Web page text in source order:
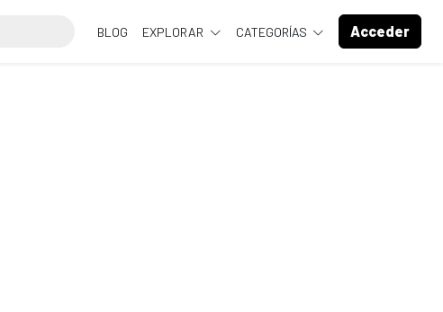
BLOG EXPLORAR CATEGORÍAS Acceder